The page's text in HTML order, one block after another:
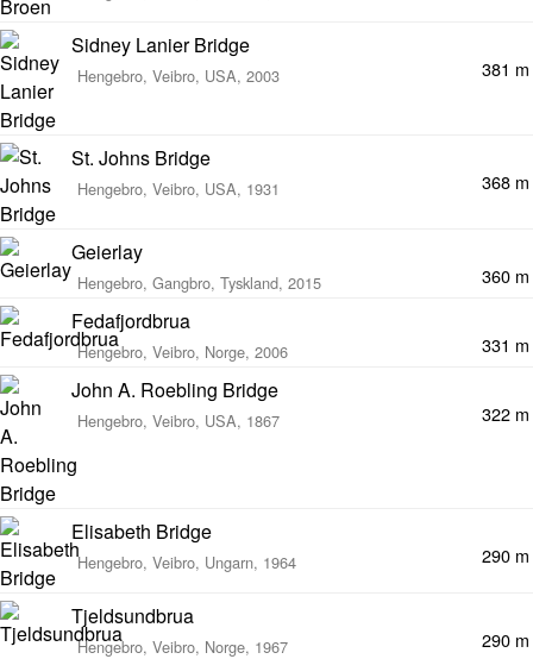
Sidney Lanier Bridge
Hengebro, Veibro, USA, 2003 381 m
St. Johns Bridge
Hengebro, Veibro, USA, 1931 368 m
Geierlay
Hengebro, Gangbro, Tyskland, 2015 360 m
Fedafjordbrua
Hengebro, Veibro, Norge, 2006 331 m
John A. Roebling Bridge
Hengebro, Veibro, USA, 1867 322 m
Elisabeth Bridge
Hengebro, Veibro, Ungarn, 1964 290 m
Tjeldsundbrua
Hengebro, Veibro, Norge, 1967 290 m